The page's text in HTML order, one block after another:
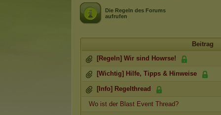
Die Regeln des Forums
aufrufen
Beitrag
[Regeln] Wir sind Howrse!
[Wichtig] Hilfe, Tipps & Hinweise
[Info] Regelthread
Wo ist der Blast Event Thread?